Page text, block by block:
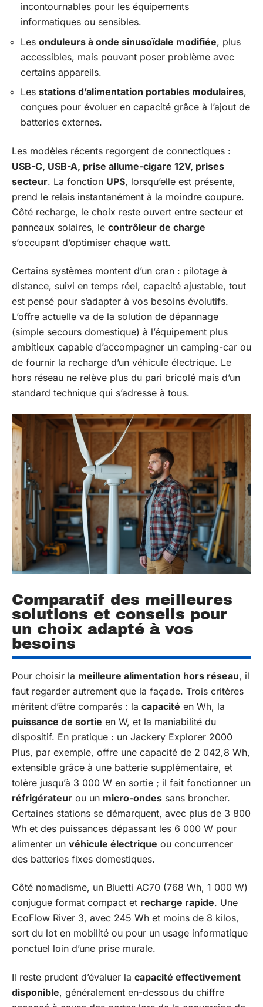
incontournables pour les équipements
informatiques ou sensibles.
Les onduleurs à onde sinusoïdale modifiée, plus
accessibles, mais pouvant poser problème avec
certains appareils.
Les stations d’alimentation portables modulaires,
conçues pour évoluer en capacité grâce à l’ajout de
batteries externes.
Les modèles récents regorgent de connectiques :
USB-C, USB-A, prise allume-cigare 12V, prises
secteur. La fonction UPS, lorsqu’elle est présente,
prend le relais instantanément à la moindre coupure.
Côté recharge, le choix reste ouvert entre secteur et
panneaux solaires, le contrôleur de charge
s’occupant d’optimiser chaque watt.
Certains systèmes montent d’un cran : pilotage à
distance, suivi en temps réel, capacité ajustable, tout
est pensé pour s’adapter à vos besoins évolutifs.
L’offre actuelle va de la solution de dépannage
(simple secours domestique) à l’équipement plus
ambitieux capable d’accompagner un camping-car ou
de fournir la recharge d’un véhicule électrique. Le
hors réseau ne relève plus du pari bricolé mais d’un
standard technique qui s’adresse à tous.
Comparatif des meilleures
solutions et conseils pour
un choix adapté à vos
besoins
Pour choisir la meilleure alimentation hors réseau, il
faut regarder autrement que la façade. Trois critères
méritent d’être comparés : la capacité en Wh, la
puissance de sortie en W, et la maniabilité du
dispositif. En pratique : un Jackery Explorer 2000
Plus, par exemple, offre une capacité de 2 042,8 Wh,
extensible grâce à une batterie supplémentaire, et
tolère jusqu’à 3 000 W en sortie ; il fait fonctionner un
réfrigérateur ou un micro-ondes sans broncher.
Certaines stations se démarquent, avec plus de 3 800
Wh et des puissances dépassant les 6 000 W pour
alimenter un véhicule électrique ou concurrencer
des batteries fixes domestiques.
Côté nomadisme, un Bluetti AC70 (768 Wh, 1 000 W)
conjugue format compact et recharge rapide. Une
EcoFlow River 3, avec 245 Wh et moins de 8 kilos,
sort du lot en mobilité ou pour un usage informatique
ponctuel loin d’une prise murale.
Il reste prudent d’évaluer la capacité effectivement
disponible, généralement en-dessous du chiffre